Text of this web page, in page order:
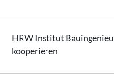
HRW Institut
kooperieren